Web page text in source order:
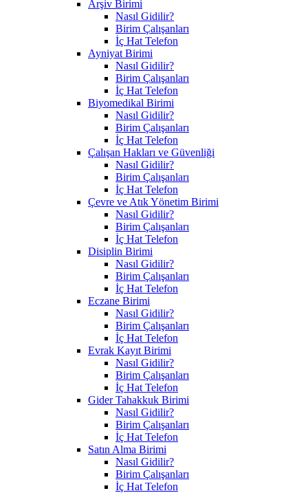
Arşiv Birimi
Nasıl Gidilir?
Birim Çalışanları
İç Hat Telefon
Ayniyat Birimi
Nasıl Gidilir?
Birim Çalışanları
İç Hat Telefon
Biyomedikal Birimi
Nasıl Gidilir?
Birim Çalışanları
İç Hat Telefon
Çalışan Hakları ve Güvenliği
Nasıl Gidilir?
Birim Çalışanları
İç Hat Telefon
Çevre ve Atık Yönetim Birimi
Nasıl Gidilir?
Birim Çalışanları
İç Hat Telefon
Disiplin Birimi
Nasıl Gidilir?
Birim Çalışanları
İç Hat Telefon
Eczane Birimi
Nasıl Gidilir?
Birim Çalışanları
İç Hat Telefon
Evrak Kayıt Birimi
Nasıl Gidilir?
Birim Çalışanları
İç Hat Telefon
Gider Tahakkuk Birimi
Nasıl Gidilir?
Birim Çalışanları
İç Hat Telefon
Satın Alma Birimi
Nasıl Gidilir?
Birim Çalışanları
İç Hat Telefon